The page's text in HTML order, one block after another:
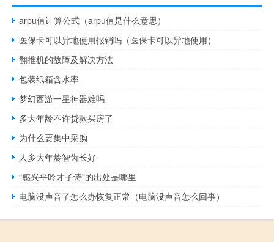
arpu值计算公式（arpu值是什么意思）
医保卡可以异地使用报销吗（医保卡可以异地使用）
翻推机的故障及解决方法
包装纸箱含水率
梦幻西游一星神器难吗
多大年龄不许贷款买房了
为什么要集中采购
人多大年龄智齿长好
“感兴平吟才子诗”的出处是哪里
电脑没声音了怎么办恢复正常（电脑没声音怎么回事）